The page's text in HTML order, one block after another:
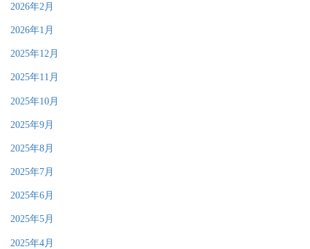
2026年2月
2026年1月
2025年12月
2025年11月
2025年10月
2025年9月
2025年8月
2025年7月
2025年6月
2025年5月
2025年4月